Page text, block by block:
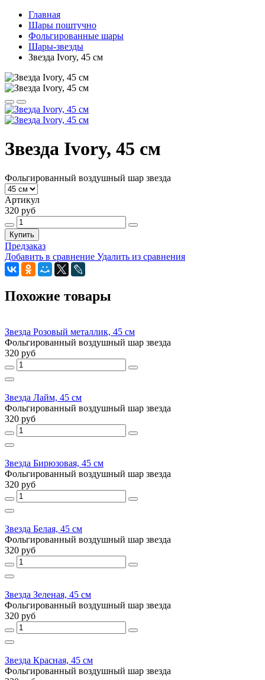
Главная
Шары поштучно
Фольгированные шары
Шары-звезды
Звезда Ivory, 45 см
Звезда Ivory, 45 см
Фольгированный воздушный шар звезда
Артикул
320 руб
Купить
Предзаказ
Добавить в сравнение Удалить из сравнения
Похожие товары
Звезда Розовый металлик, 45 см
Фольгированный воздушный шар звезда
320 руб
Звезда Лайм, 45 см
Фольгированный воздушный шар звезда
320 руб
Звезда Бирюзовая, 45 см
Фольгированный воздушный шар звезда
320 руб
Звезда Белая, 45 см
Фольгированный воздушный шар звезда
320 руб
Звезда Зеленая, 45 см
Фольгированный воздушный шар звезда
320 руб
Звезда Красная, 45 см
Фольгированный воздушный шар звезда